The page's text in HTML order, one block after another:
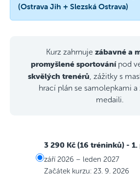
(Ostrava Jih + Slezská Ostrava)
Kurz zahrnuje zábavné a
promyšlené sportovánípod
skvělých trenérů , zážitky s
hrací plán se samolepkami
medaili.
3 290 Kč (16 tréninků) -
září 2026 – leden 2027
Začátek kurzu: 23. 9. 2026